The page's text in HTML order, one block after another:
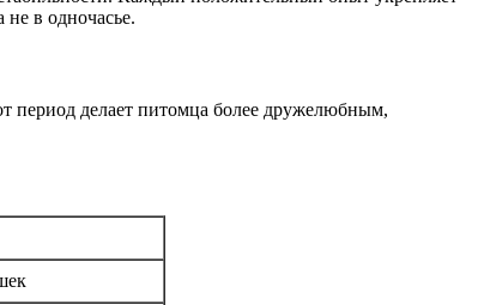
в одночасье.
период делает питомца более дружелюбным,